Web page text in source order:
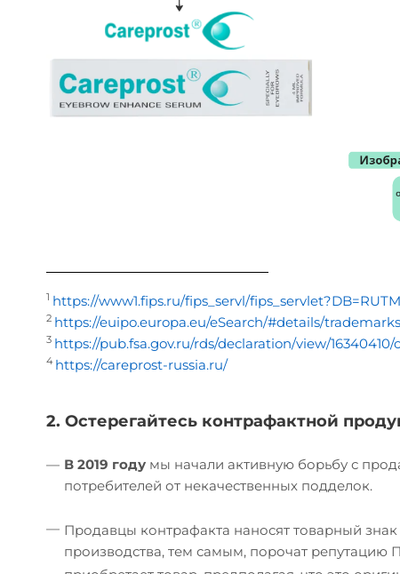
1 https://www1.fips.ru/fips_servl/
2 https://euipo.europa.eu/eSearch/#details/trademarks/
3 https://pub.fsa.gov.ru/rds/declaration/view/
4 https://careprost-russia.ru/
2. Остерегайтесь контрафактной
— В 2019 году мы начали активную борьбу с
потребителей от некачественных подделок.
— Продавцы контрафакта наносят товарный знак
производства, тем самым, порочат репутацию